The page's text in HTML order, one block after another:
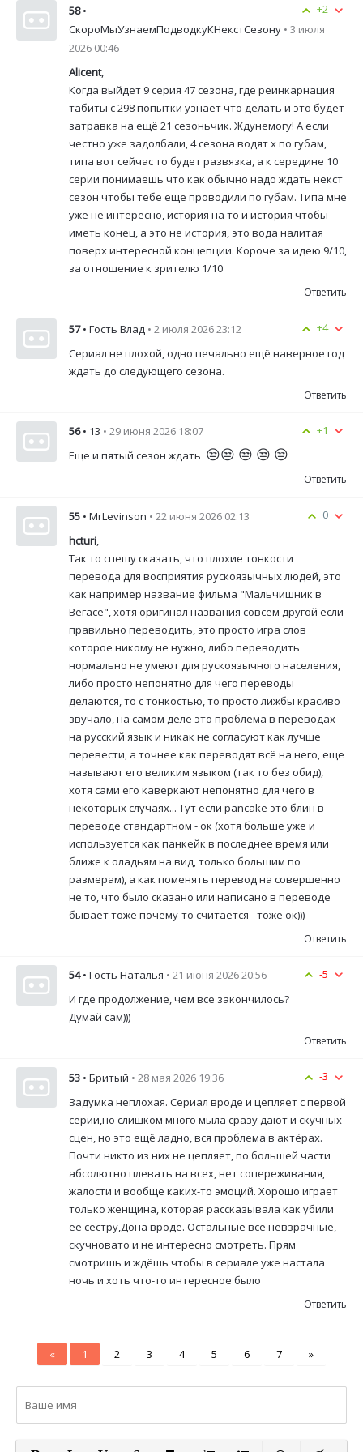
+2
58 •
СкороМыУзнаемПодводкуКНекстСезону • 3 июля
2026 00:46
Alicent,
Когда выйдет 9 серия 47 сезона, где реинкарнация
табиты с 298 попытки узнает что делать и это будет
затравка на ещё 21 сезоньчик. Ждунемогу! А если
честно уже задолбали, 4 сезона водят х по губам,
типа вот сейчас то будет развязка, а к середине 10
серии понимаешь что как обычно надо ждать некст
сезон чтобы тебе ещё проводили по губам. Типа мне
уже не интересно, история на то и история чтобы
иметь конец, а это не история, это вода налитая
поверх интересной концепции. Короче за идею 9/10,
за отношение к зрителю 1/10
Ответить
+4
57 • Гость Влад • 2 июля 2026 23:12
Сериал не плохой, одно печально ещё наверное год
ждать до следующего сезона.
Ответить
+1
56 • 13 • 29 июня 2026 18:07
Еще и пятый сезон ждать 😒😒 😒 😒 😒
Ответить
0
55 • MrLevinson • 22 июня 2026 02:13
hcturi,
Так то спешу сказать, что плохие тонкости
перевода для восприятия рускоязычных людей, это
как например название фильма "Мальчишник в
Вегасе", хотя оригинал названия совсем другой если
правильно переводить, это просто игра слов
которое никому не нужно, либо переводить
нормально не умеют для рускоязычного населения,
либо просто непонятно для чего переводы
делаются, то с тонкостью, то просто лижбы красиво
звучало, на самом деле это проблема в переводах
на русский язык и никак не согласуют как лучше
перевести, а точнее как переводят всё на него, еще
называют его великим языком (так то без обид),
хотя сами его каверкают непонятно для чего в
некоторых случаях... Тут если pancake это блин в
переводе стандартном - ок (хотя больше уже и
используется как панкейк в последнее время или
ближе к оладьям на вид, только большим по
размерам), а как поменять перевод на совершенно
не то, что было сказано или написано в переводе
бывает тоже почему-то считается - тоже ок)))
Ответить
-5
54 • Гость Наталья • 21 июня 2026 20:56
И где продолжение, чем все закончилось?
Думай сам)))
Ответить
-3
53 • Бритый • 28 мая 2026 19:36
Задумка неплохая. Сериал вроде и цепляет с первой
серии,но слишком много мыла сразу дают и скучных
сцен, но это ещё ладно, вся проблема в актёрах.
Почти никто из них не цепляет, по большей части
абсолютно плевать на всех, нет сопереживания,
жалости и вообще каких-то эмоций. Хорошо играет
только женщина, которая рассказывала как убили
ее сестру,Дона вроде. Остальные все невзрачные,
скучновато и не интересно смотреть. Прям
смотришь и ждёшь чтобы в сериале уже настала
ночь и хоть что-то интересное было
Ответить
« 1 2 3 4 5 6 7 »